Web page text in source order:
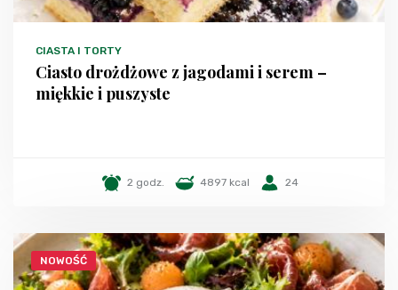
CIASTA I TORTY
Ciasto drożdżowe z jagodami i serem –
miękkie i puszyste
2 godz. 4897 kcal 24
NOWOŚĆ